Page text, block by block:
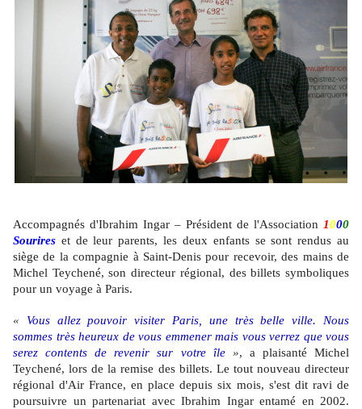
Accompagnés d'Ibrahim Ingar – Président de l'Association 1000
Sourires et de leur parents, les deux enfants se sont rendus au
siège de la compagnie à Saint-Denis pour recevoir, des mains de
Michel Teychené, son directeur régional, des billets symboliques
pour un voyage à Paris.
« Vous allez pouvoir visiter Paris, une très belle ville. Nous
sommes très heureux de vous emmener mais vous verrez que vous
serez contents de revenir sur votre île», a plaisanté Michel
Teychené, lors de la remise des billets. Le tout nouveau directeur
régional d'Air France, en place depuis six mois, s'est dit ravi de
poursuivre un partenariat avec Ibrahim Ingar entamé en 2002.